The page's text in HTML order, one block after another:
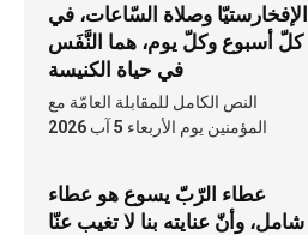
الإفخارستيّا وصلاة السّاعات، في
كلّ أسبوع وكلّ يوم، هما النَّفَس
في حياة الكنيسة
النص الكامل للمقابلة العامّة مع
المؤمنين يوم الأربعاء 5 آب 2026
عطاء الرّبّ يسوع هو عطاء
شامل، وأنّ عنايته بنا لا تغيب عنّا